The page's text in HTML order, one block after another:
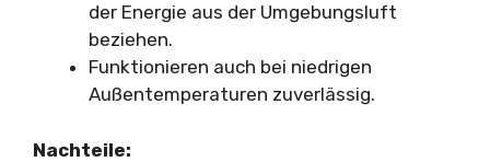
der Energie aus der Umgebungsluft
beziehen.
Funktionieren auch bei niedrigen
Außentemperaturen zuverlässig.
Nachteile: